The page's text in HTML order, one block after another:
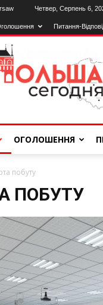
Четвер, Серпень 6,
Питання-
ОГОЛОШЕННЯ
побуту
ПОБУТУ